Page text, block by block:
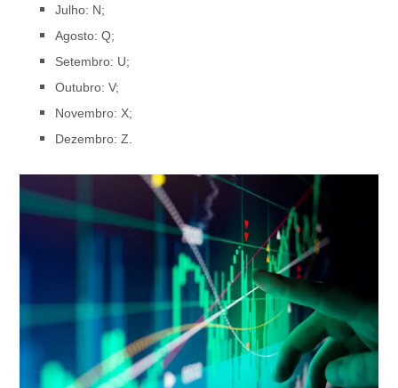
Julho: N;
Agosto: Q;
Setembro: U;
Outubro: V;
Novembro: X;
Dezembro: Z.